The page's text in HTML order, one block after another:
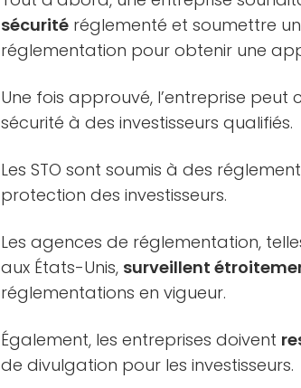
sécurité réglementé et soumettre
réglementation pour obtenir une
Une fois approuvé, l’entreprise
sécurité à des investisseurs qualifiés.
Les STO sont soumis à des
protection des investisseurs.
Les agences de réglementation,
aux États-Unis, surveillent
réglementations en vigueur.
Également, les entreprises doivent
de divulgation pour les investisseurs.